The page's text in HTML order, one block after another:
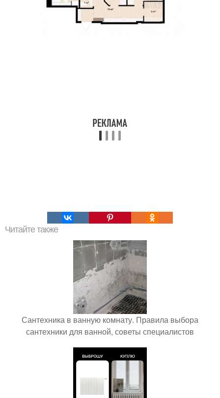
Читайте также
Сантехника в ванную комнату. Правила выбора
сантехники для ванной, советы специалистов